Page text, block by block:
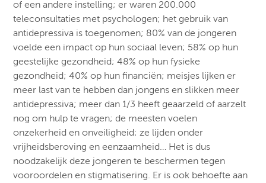
of een andere instelling; er waren 200.000
teleconsultaties met psychologen; het gebruik van
antidepressiva is toegenomen; 80% van de jongeren
voelde een impact op hun sociaal leven; 58% op hun
geestelijke gezondheid; 48% op hun fysieke
gezondheid; 40% op hun financiën; meisjes lijken er
meer last van te hebben dan jongens en slikken meer
antidepressiva; meer dan 1/3 heeft geaarzeld of aarzelt
nog om hulp te vragen; de meesten voelen
onzekerheid en onveiligheid; ze lijden onder
vrijheidsberoving en eenzaamheid… Het is dus
noodzakelijk deze jongeren te beschermen tegen
vooroordelen en stigmatisering. Er is ook behoefte aan